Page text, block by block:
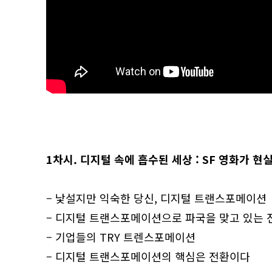
1차시. 디지털 속에 흡수된 세상 : SF 영화가 현
– 낯설지만 익숙한 당신, 디지털 트랜스포메이션
– 디지털 트랜스포메이션으로 파국을 맞고 있는
– 기업들의 TRY 트렌스포메이션
– 디지털 트랜스포메이션의 핵심은 전환이다